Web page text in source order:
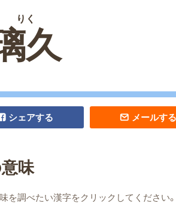
りく久
シェアする メールする
味
を調べたい漢字をクリックしてください。